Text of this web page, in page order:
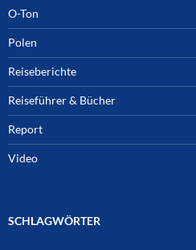
O-Ton
Polen
Reiseberichte
Reiseführer & Bücher
Report
Video
SCHLAGWÖRTER